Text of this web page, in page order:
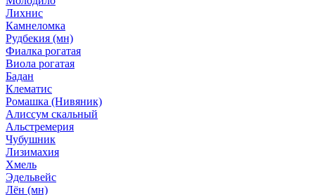
Лихнис
Камнеломка
Рудбекия (мн)
Фиалка рогатая
Виола рогатая
Бадан
Клематис
Ромашка (Нивяник)
Алиссум скальный
Альстремерия
Чубушник
Лизимахия
Хмель
Эдельвейс
Лён (мн)